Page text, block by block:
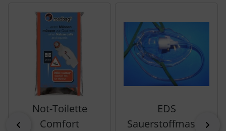
zurück
Not-Toilette
Comfort
EDS
Sauerstoffmaske